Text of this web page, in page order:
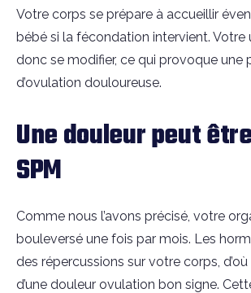
Votre corps se prépare à accueillir
bébé si la fécondation intervient. Votre
donc se modifier, ce qui provoque une
d’ovulation douloureuse.
Une douleur peut
SPM
Comme nous l’avons précisé, votre
bouleversé une fois par mois. Les
des répercussions sur votre corps, d’où
d’une douleur ovulation bon signe.